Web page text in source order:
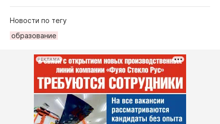
Новости по тегу
образование
РЕКЛАМА